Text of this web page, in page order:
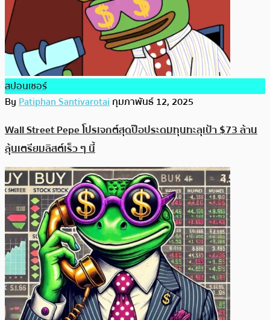
สปอนเซอร์
ByPatiphan Santivarotaiกุมภาพันธ์ 12, 2025
Wall Street Pepe โปรเจกต์สุดป๊อประดมทุนทะลุเป้า $73 ล้าน
ลุ้นเตรียมลิสต์เร็ว ๆ นี้